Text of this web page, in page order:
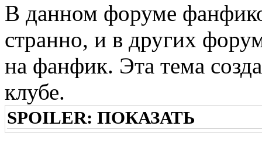
В данном форуме
странно, и в других
на фанфик. Эта тема
клубе.
SPOILER: ПОКАЗАТЬ